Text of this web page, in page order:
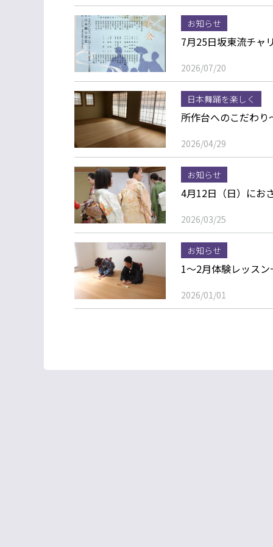
お知らせ
7月25日坂東流チャ
2026/07/20
日本舞踊を楽しく
所作台へのこだわ
2026/04/29
お知らせ
4月12日（日）にお
2026/03/25
お知らせ
1～2月体験レッス
2026/01/01